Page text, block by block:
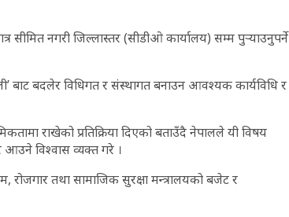
सीमित नगरी जिल्लास्तर (सीडीओ कार्यालय) सम्म पुर्‍याउनुपर्ने
बाट बदलेर विधिगत र संस्थागत बनाउन आवश्यक कार्यविधि र
राखेको प्रतिक्रिया दिएको बताउँदै नेपालले यी विषय
आउने विश्वास व्यक्त गरे ।
रोजगार तथा सामाजिक सुरक्षा मन्त्रालयको बजेट र